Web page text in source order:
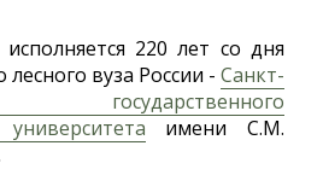
220 лет со дня
вуза России - Санкт-
государственного
университета имени С.М.